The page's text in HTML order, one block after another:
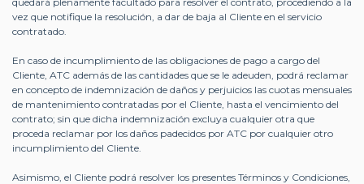
vez que notifique la resolución, a dar de baja al Cliente en el servicio
contratado.
En caso de incumplimiento de las obligaciones de pago a cargo del
Cliente, ATC además de las cantidades que se le adeuden, podrá reclamar
en concepto de indemnización de daños y perjuicios las cuotas mensuales
de mantenimiento contratadas por el Cliente, hasta el vencimiento del
contrato; sin que dicha indemnización excluya cualquier otra que
proceda reclamar por los daños padecidos por ATC por cualquier otro
incumplimiento del Cliente.
Asimismo, el Cliente podrá resolver los presentes Términos y Condiciones,